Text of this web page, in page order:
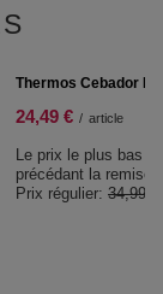
Thermos Cebador
24,49 € / article
Le prix le plus bas
précédant la remise:
Prix régulier: 34,99 €